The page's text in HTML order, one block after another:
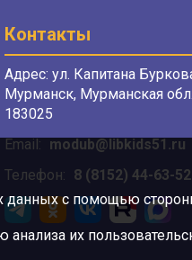
Контакты
Адрес: ул. Капитана
Мурманск, Мурманская
183025
Email: modub@libkids51.ru
Телефон: 8 (8152) 44-63-52
с помощью
их